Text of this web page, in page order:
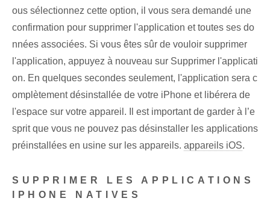
ous sélectionnez cette option, il vous sera demandé une
confirmation pour supprimer l'application et toutes ses do
nnées associées. Si vous êtes sûr de vouloir supprimer
l'application, appuyez à nouveau sur Supprimer l'applicati
on. En quelques secondes seulement, l'application sera c
omplètement désinstallée de votre iPhone et libérera de
l'espace sur votre appareil. Il est important de garder à l’e
sprit que vous ne pouvez pas désinstaller les applications
préinstallées en usine sur les appareils. appareils iOS.
SUPPRIMER LES APPLICATIONS
IPHONE NATIVES